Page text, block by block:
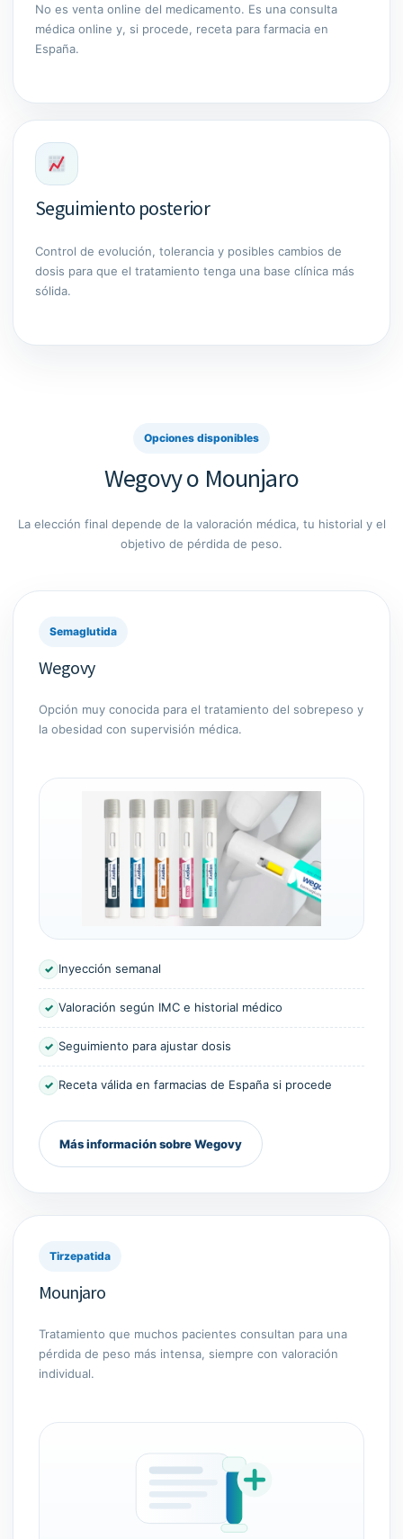
No es venta online del medicamento. Es una consulta
médica online y, si procede, receta para farmacia en
España.
Seguimiento posterior
Control de evolución, tolerancia y posibles cambios de
dosis para que el tratamiento tenga una base clínica más
sólida.
Opciones disponibles
Wegovy o Mounjaro
La elección final depende de la valoración médica, tu historial y el
objetivo de pérdida de peso.
Semaglutida
Wegovy
Opción muy conocida para el tratamiento del sobrepeso y
la obesidad con supervisión médica.
✓ Inyección semanal
✓ Valoración según IMC e historial médico
✓ Seguimiento para ajustar dosis
✓ Receta válida en farmacias de España si procede
Más información sobre Wegovy
Tirzepatida
Mounjaro
Tratamiento que muchos pacientes consultan para una
pérdida de peso más intensa, siempre con valoración
individual.